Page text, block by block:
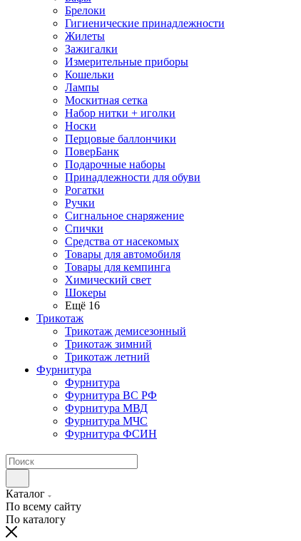
Брелоки
Гигиенические принадлежности
Жилеты
Зажигалки
Измерительные приборы
Кошельки
Лампы
Москитная сетка
Набор нитки + иголки
Носки
Перцовые баллончики
ПоверБанк
Подарочные наборы
Принадлежности для обуви
Рогатки
Ручки
Сигнальное снаряжение
Спички
Средства от насекомых
Товары для автомобиля
Товары для кемпинга
Химический свет
Шокеры
Ещё 16
Трикотаж
Трикотаж демисезонный
Трикотаж зимний
Трикотаж летний
Фурнитура
Фурнитура
Фурнитура ВС РФ
Фурнитура МВД
Фурнитура МЧС
Фурнитура ФСИН
Каталог
По всему сайту
По каталогу